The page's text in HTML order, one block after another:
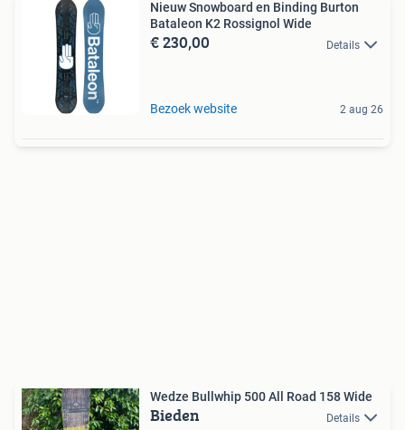
Nieuw Snowboard en Binding Burton
Bataleon K2 Rossignol Wide
€ 230,00 Details
Bezoek website 2 aug 26
Wedze Bullwhip 500 All Road 158 Wide
Bieden Details